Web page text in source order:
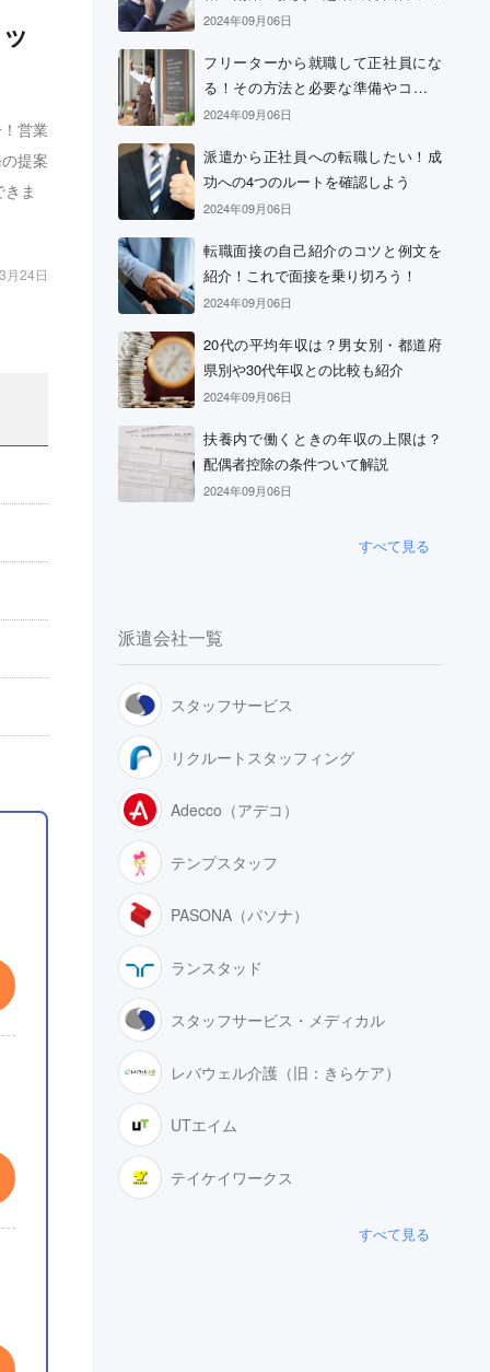
営業
提案
ま
月24日
て
2024年09月06日
フリーターから就職して正社員にな
る！その方法と必要な準備やコツに
ついて
2024年09月06日
派遣から正社員への転職したい！成
功への4つのルートを確認しよう
2024年09月06日
転職面接の自己紹介のコツと例文を
紹介！これで面接を乗り切ろう！
2024年09月06日
20代の平均年収は？男女別・都道府
県別や30代年収との比較も紹介
2024年09月06日
扶養内で働くときの年収の上限は？
配偶者控除の条件ついて解説
2024年09月06日
すべて見る
派遣会社一覧
スタッフサービス
リクルートスタッフィング
Adecco（アデコ）
テンプスタッフ
PASONA（パソナ）
ランスタッド
スタッフサービス・メディカル
レバウェル介護（旧：きらケア）
UTエイム
テイケイワークス
すべて見る